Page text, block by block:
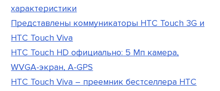
характеристики
Представлены коммуникаторы HTC Touch 3G и
HTC Touch Viva
HTC Touch HD официально: 5 Мп камера,
WVGA-экран, A-GPS
HTC Touch Viva – преемник бестселлера HTC